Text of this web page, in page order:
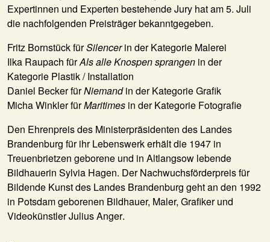
Expertinnen und Experten bestehende Jury hat am 5. Juli
die nachfolgenden Preisträger bekanntgegeben.
Fritz BornstückfürSilencerin der Kategorie Malerei
Ilka Raupach fürAls alle Knospen sprangen in der
Kategorie Plastik / Installation
Daniel BeckerfürNiemandin der Kategorie Grafik
Micha WinklerfürMaritimes in der Kategorie Fotografie
Den Ehrenpreis des Ministerpräsidenten des Landes
Brandenburg für ihr Lebenswerk erhält die 1947 in
Treuenbrietzen geborene und in Altlangsow lebende
Bildhauerin Sylvia Hagen. Der Nachwuchsförderpreis für
Bildende Kunst des Landes Brandenburg geht an den 1992
in Potsdam geborenen Bildhauer, Maler, Grafiker und
VideokünstlerJulius Anger.